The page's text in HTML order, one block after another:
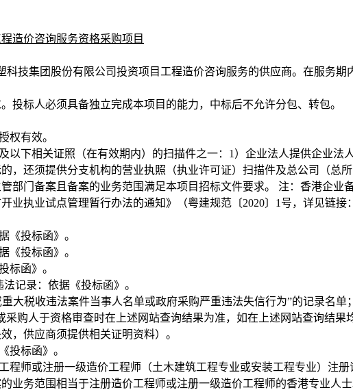
造价咨询服务资格采购项目
技集团股份有限公司投资项目工程造价咨询服务的供应商。在服务
投标人必须具备独立完成本项目的能力，中标后不允许分包、转包。
权有效。
下相关证照（在有效期内）的扫描件之一：1）企业法人提供企业法
，还须提供分支机构的营业执照（执业许可证）扫描件及总公司（总所
部门备案且备案的业务范围满足本项目招标文件要求。 注：香港企
执业试点管理暂行办法的通知》（粤建规范〔2020〕1号，详见链接：
《投标函》。
《投标函》。
标函》。
记录：依据《投标函》。
大税收违法案件当事人名单或政府采购严重违法失信行为”的记录名
购人于资格审查时在上述网站查询结果为准，如在上述网站查询结
，供应商须提供相关证明资料）。
投标函》。
师或注册一级造价工程师（土木建筑工程专业或安装工程专业）注
业务范围相当于注册造价工程师或注册一级造价工程师的香港专业人士